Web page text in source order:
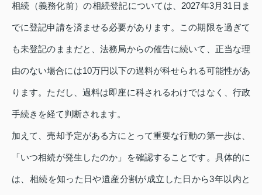
相続（義務化前）の相続登記については、2027年3月31日ま
でに登記申請を済ませる必要があります。この期限を過ぎて
も未登記のままだと、法務局からの催告に続いて、正当な理
由のない場合には10万円以下の過料が科せられる可能性があ
ります。ただし、過料は即座に科されるわけではなく、行政
手続きを経て判断されます。
加えて、売却予定がある方にとって重要な行動の第一歩は、
「いつ相続が発生したのか」を確認することです。具体的に
は、相続を知った日や遺産分割が成立した日から3年以内と